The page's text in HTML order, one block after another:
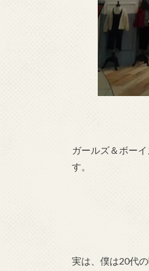
ガールズ＆ボー
す。
実は、僕は20代